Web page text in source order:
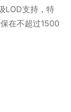
LOD支持，特
在不超过1500